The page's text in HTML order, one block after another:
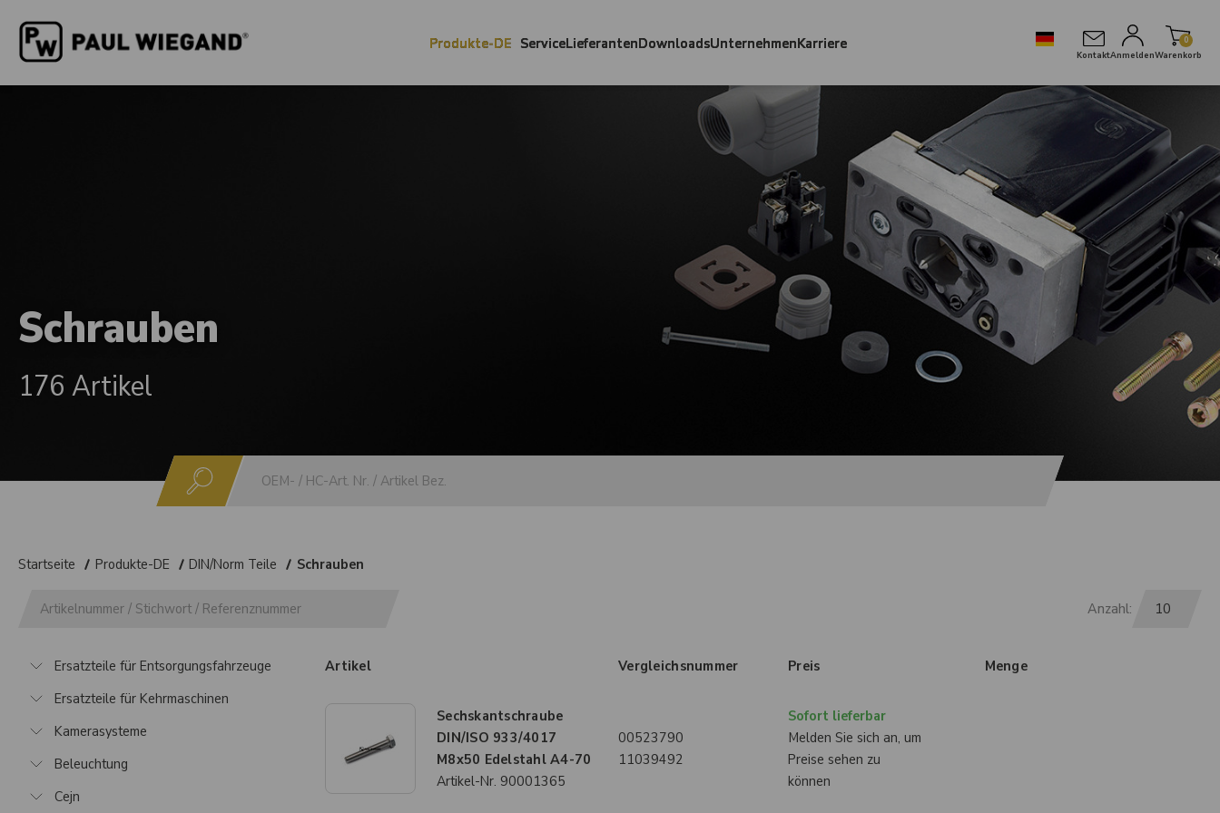
Produkte-DE ServiceLieferantenDownloadsUnternehmenKarriere
KontaktAnmelden
0
Warenkorb
Schrauben
176 Artikel
Startseite Produkte-DE DIN/Norm Teile Schrauben
Anzahl:
Ersatzteile für Entsorgungsfahrzeuge
Ersatzteile für Kehrmaschinen
Kamerasysteme
Beleuchtung
Cejn
Artikel Vergleichsnummer Preis Menge
Sechskantschraube
DIN/ISO 933/4017
M8x50 Edelstahl A4-70
Artikel-Nr. 90001365
00523790
11039492
Sofort lieferbar
Melden Sie sich an, um
Preise sehen zu
können